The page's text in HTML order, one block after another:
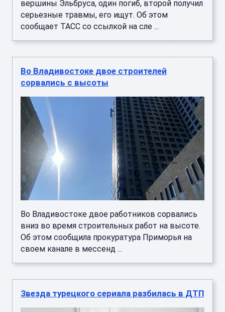
вершины Эльбруса, один погиб, второй получил
серьезные травмы, его ищут. Об этом
сообщает ТАСС со ссылкой на сле ...
Во Владивостоке двое строителей
сорвались с высоты
Во Владивостоке двое работников сорвались
вниз во время строительных работ на высоте.
Об этом сообщила прокуратура Приморья на
своем канале в мессенд ...
Звезда турецкого сериала разбилась в ДТП